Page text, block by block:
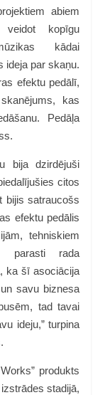
abiem
veidot kopīgu
kādai
ideja par skaņu.
efektu pedālī,
kas
Pedāļa
bija dzirdējuši
citos
bijis satraucošs
efektu pedālis
tehniskiem
parasti rada
ka šī asociācija
savu biznesa
tad tavai
ideju,” turpina
produkts
stadijā,